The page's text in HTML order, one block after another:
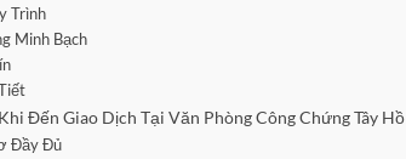
Trình
Minh Bạch
Đến Giao Dịch Tại Văn Phòng Công Chứng Tây Hồ
Đầy Đủ